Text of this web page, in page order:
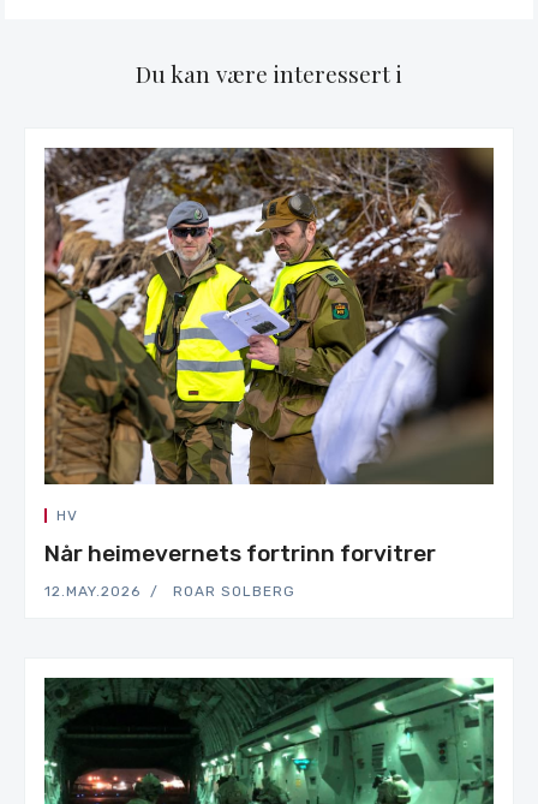
Du kan være interessert i
HV
Når heimevernets fortrinn forvitrer
12.MAY.2026 ROAR SOLBERG